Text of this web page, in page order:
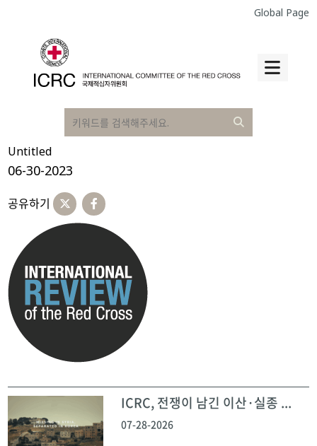
Global Page
Untitled
06-30-2023
공유하기
ICRC, 전쟁이 남긴 이산·실종 ...
07-28-2026